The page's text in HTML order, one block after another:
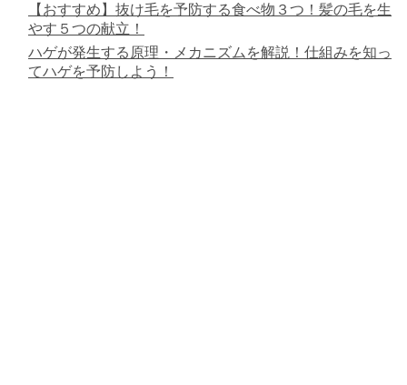
【おすすめ】抜け毛を予防する食べ物３つ！髪の毛を生
やす５つの献立！
ハゲが発生する原理・メカニズムを解説！仕組みを知っ
てハゲを予防しよう！